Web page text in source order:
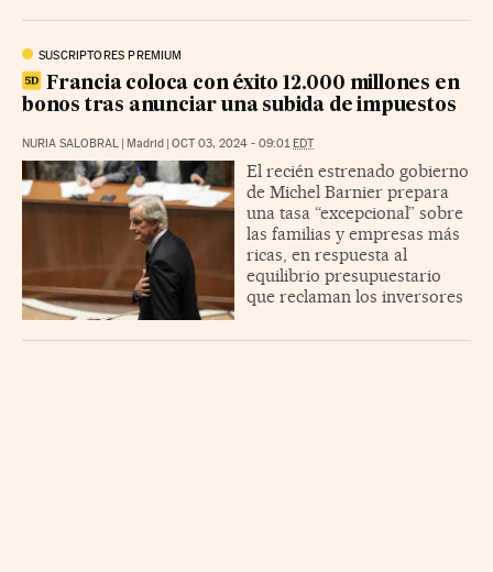
SUSCRIPTORES PREMIUM
Francia coloca con éxito 12.000 millones en
bonos tras anunciar una subida de impuestos
NURIA SALOBRAL Madrid OCT 03, 2024 - 09:01 EDT
El recién estrenado gobierno
de Michel Barnier prepara
una tasa “excepcional” sobre
las familias y empresas más
ricas, en respuesta al
equilibrio presupuestario
que reclaman los inversores